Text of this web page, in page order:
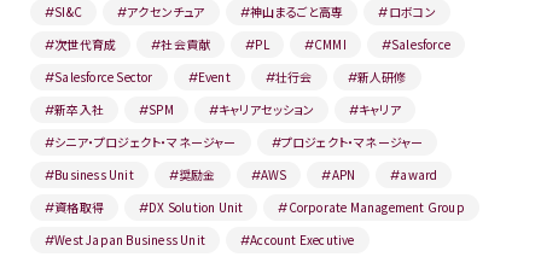
#SI&C #アクセンチュア #神山まるごと高専 #ロボコン
#次世代育成 #社会貢献 #PL #CMMI #Salesforce
#Salesforce Sector #Event #壮行会 #新人研修
#新卒入社 #SPM #キャリアセッション #キャリア
#シニア・プロジェクト・マネージャー #プロジェクト・マネージャー
#Business Unit #奨励金 #AWS #APN #award
#資格取得 #DX Solution Unit #Corporate Management Group
#West Japan Business Unit #Account Executive